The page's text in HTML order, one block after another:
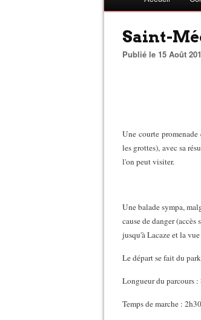
Saint-
Publié le 15 Août
Une courte
les grottes), avec sa
l'on peut visiter.
Une balade sympa,
cause de danger
jusqu'à Lacaze et la
Le départ se fait du
Longueur du parcours :
Temps de marche : 2h30